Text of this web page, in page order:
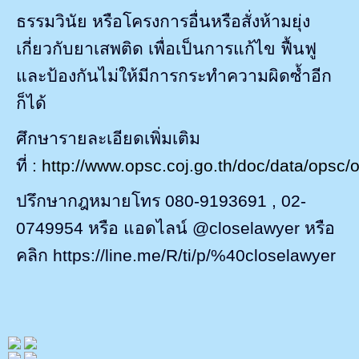
ธรรมวินัย หรือโครงการอื่นหรือสั่งห้ามยุ่ง
เกี่ยวกับยาเสพติด เพื่อเป็นการแก้ไข ฟื้นฟู
และป้องกันไม่ให้มีการกระทำความผิดซ้ำอีก
ก็ได้
ศึกษารายละเอียดเพิ่มเติม
ที่ : http://www.opsc.coj.go.th/doc/data/opsc/
ปรึกษากฎหมายโทร 080-9193691 , 02-
0749954 หรือ แอดไลน์ @closelawyer หรือ
คลิก https://line.me/R/ti/p/%40closelawyer